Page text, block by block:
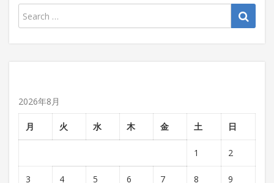
2026年8月
月 火 水 木 金 土 日
1 2
3 4 5 6 7 8 9